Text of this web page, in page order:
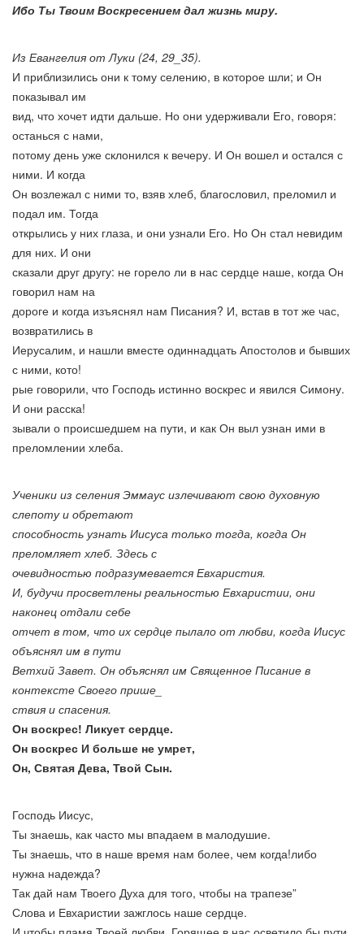
Ибо Ты Твоим Воскресением дал жизнь миру.
Из Евангелия от Луки (24, 29_35).
И приблизились они к тому селению, в которое шли; и Он
показывал им
вид, что хочет идти дальше. Но они удерживали Его, говоря:
останься с нами,
потому день уже склонился к вечеру. И Он вошел и остался с
ними. И когда
Он возлежал с ними то, взяв хлеб, благословил, преломил и
подал им. Тогда
открылись у них глаза, и они узнали Его. Но Он стал невидим
для них. И они
сказали друг другу: не горело ли в нас сердце наше, когда Он
говорил нам на
дороге и когда изъяснял нам Писания? И, встав в тот же час,
возвратились в
Иерусалим, и нашли вместе одиннадцать Апостолов и бывших
с ними, кото!
рые говорили, что Господь истинно воскрес и явился Симону.
И они расска!
зывали о происшедшем на пути, и как Он выл узнан ими в
преломлении хлеба.
Ученики из селения Эммаус излечивают свою духовную
слепоту и обретают
способность узнать Иисуса только тогда, когда Он
преломляет хлеб. Здесь с
очевидностью подразумевается Евхаристия.
И, будучи просветлены реальностью Евхаристии, они
наконец отдали себе
отчет в том, что их сердце пылало от любви, когда Иисус
объяснял им в пути
Ветхий Завет. Он объяснял им Священное Писание в
контексте Своего прише_
ствия и спасения.
Он воскрес! Ликует сердце.
Он воскрес И больше не умрет,
Он, Святая Дева, Твой Сын.
Господь Иисус,
Ты знаешь, как часто мы впадаем в малодушие.
Ты знаешь, что в наше время нам более, чем когда!либо
нужна надежда?
Так дай нам Твоего Духа для того, чтобы на трапезе”
Слова и Евхаристии зажглось наше сердце.